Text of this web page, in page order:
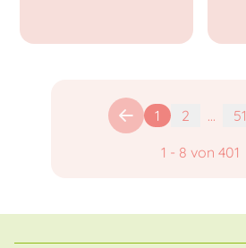
1 2 ... 51
1 - 8 von 401